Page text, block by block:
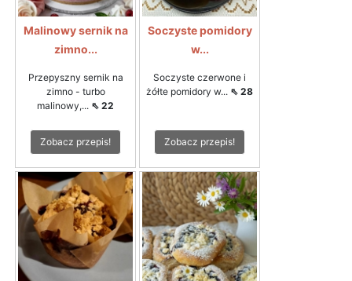
Malinowy sernik na
zimno...
Przepyszny sernik na
zimno - turbo
malinowy,... ⇖ 22
Zobacz przepis!
Soczyste pomidory
w...
Soczyste czerwone i
żółte pomidory w... ⇖ 28
Zobacz przepis!